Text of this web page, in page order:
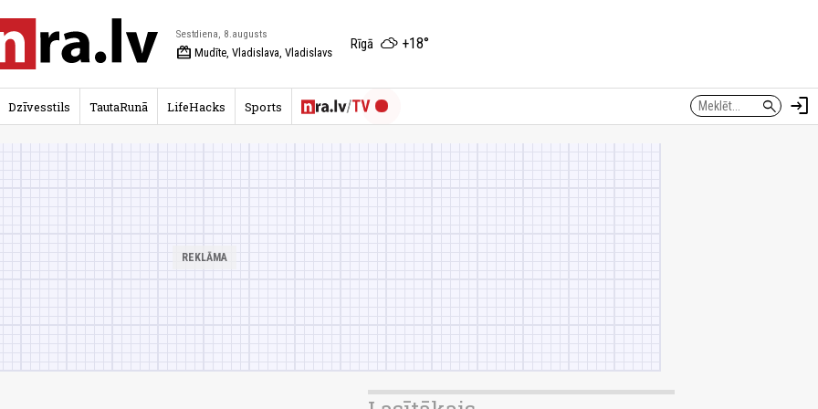
Sestdiena, 8.augusts
redeem Mudīte, Vladislava, Vladislavs
Rīgā +18°
search login
Dzīvesstils TautaRunā LifeHacks Sports